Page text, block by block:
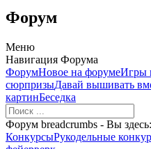
Форум
Меню
Навигация Форума
ФорумНовое на форумеИгры
сюрпризыДавай вышивать
картинБеседка
Форум breadcrumbs - Вы здесь:
КонкурсыРукодельные